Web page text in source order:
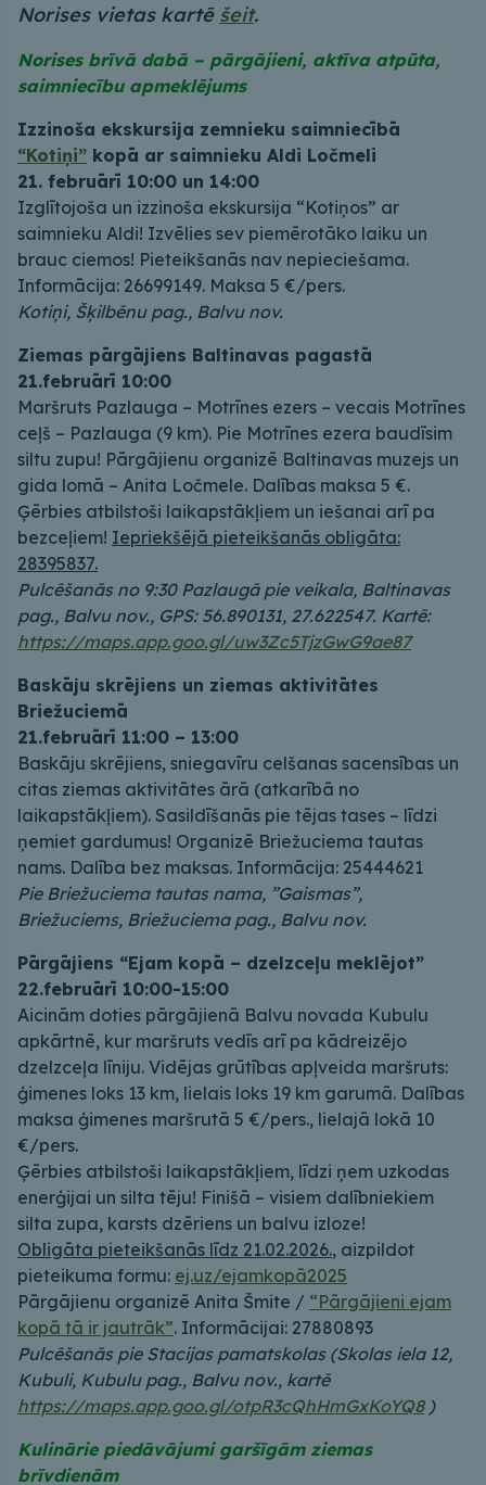
Norises vietas kartē šeit.
Norises brīvā dabā – pārgājieni, aktīva atpūta,
saimniecību apmeklējums
Izzinoša ekskursija zemnieku saimniecībā
“Kotiņi” kopā ar saimnieku Aldi Ločmeli
21. februārī 10:00 un 14:00
Izglītojoša un izzinoša ekskursija “Kotiņos” ar
saimnieku Aldi! Izvēlies sev piemērotāko laiku un
brauc ciemos! Pieteikšanās nav nepieciešama.
Informācija: 26699149. Maksa 5 €/pers.
Kotiņi, Šķilbēnu pag., Balvu nov.
Ziemas pārgājiens Baltinavas pagastā
21.februārī 10:00
Maršruts Pazlauga – Motrīnes ezers – vecais Motrīnes
ceļš – Pazlauga (9 km). Pie Motrīnes ezera baudīsim
siltu zupu! Pārgājienu organizē Baltinavas muzejs un
gida lomā – Anita Ločmele. Dalības maksa 5 €.
Ģērbies atbilstoši laikapstākļiem un iešanai arī pa
bezceļiem! Iepriekšējā pieteikšanās obligāta:
28395837.
Pulcēšanās no 9:30 Pazlaugā pie veikala, Baltinavas
pag., Balvu nov., GPS: 56.890131, 27.622547. Kartē:
https://maps.app.goo.gl/uw3Zc5TjzGwG9ae87
Baskāju skrējiens un ziemas aktivitātes
Briežuciemā
21.februārī 11:00 – 13:00
Baskāju skrējiens, sniegavīru celšanas sacensības un
citas ziemas aktivitātes ārā (atkarībā no
laikapstākļiem). Sasildīšanās pie tējas tases – līdzi
ņemiet gardumus! Organizē Briežuciema tautas
nams. Dalība bez maksas. Informācija: 25444621
Pie Briežuciema tautas nama, ”Gaismas”,
Briežuciems, Briežuciema pag., Balvu nov.
Pārgājiens “Ejam kopā – dzelzceļu meklējot”
22.februārī 10:00-15:00
Aicinām doties pārgājienā Balvu novada Kubulu
apkārtnē, kur maršruts vedīs arī pa kādreizējo
dzelzceļa līniju. Vidējas grūtības apļveida maršruts:
ģimenes loks 13 km, lielais loks 19 km garumā. Dalības
maksa ģimenes maršrutā 5 €/pers., lielajā lokā 10
€/pers.
Ģērbies atbilstoši laikapstākļiem, līdzi ņem uzkodas
enerģijai un silta tēju! Finišā – visiem dalībniekiem
silta zupa, karsts dzēriens un balvu izloze!
Obligāta pieteikšanās līdz 21.02.2026., aizpildot
pieteikuma formu: ej.uz/ejamkopā2025
Pārgājienu organizē Anita Šmite / “Pārgājieni ejam
kopā tā ir jautrāk”. Informācijai: 27880893
Pulcēšanās pie Stacijas pamatskolas (Skolas iela 12,
Kubuli, Kubulu pag., Balvu nov., kartē
https://maps.app.goo.gl/otpR3cQhHmGxKoYQ8)
Kulinārie piedāvājumi garšīgām ziemas
brīvdienām